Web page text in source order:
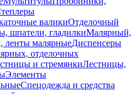
валикиОтделочный
шпатели, гладилкиМалярный,
ленты малярныеДиспенсеры
отделочных
и стремянкиЛестницы,
Элементы
Спецодежда и средства